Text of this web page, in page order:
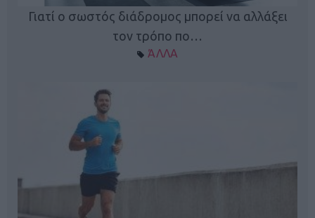
Γιατί ο σωστός διάδρομος μπορεί να αλλάξει
τον τρόπο πο…
ΆΛΛΑ